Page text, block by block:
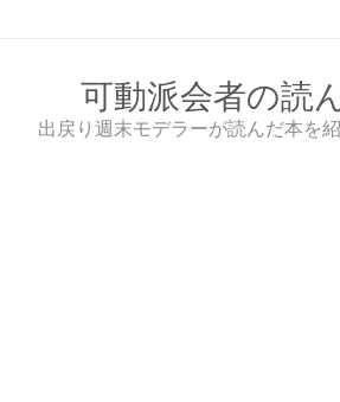
可動派会者の読
出戻り週末モデラーが読んだ本を